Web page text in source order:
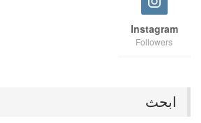
Instagram
Followers
ابحث